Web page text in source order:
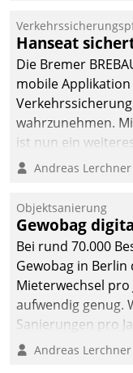
Hanseat
Die Bremer
mobile Applikation
wahrzunehmen.
ist nun ein
Einsatz.
Andreas Lerchner
Objektsanierung
Gewobag
Bei rund 70.000
Gewobag in
Mieterwechsel pro
aufwendig genug.
Sanierungen pro
Betreuungs- und
Andreas Lerchner